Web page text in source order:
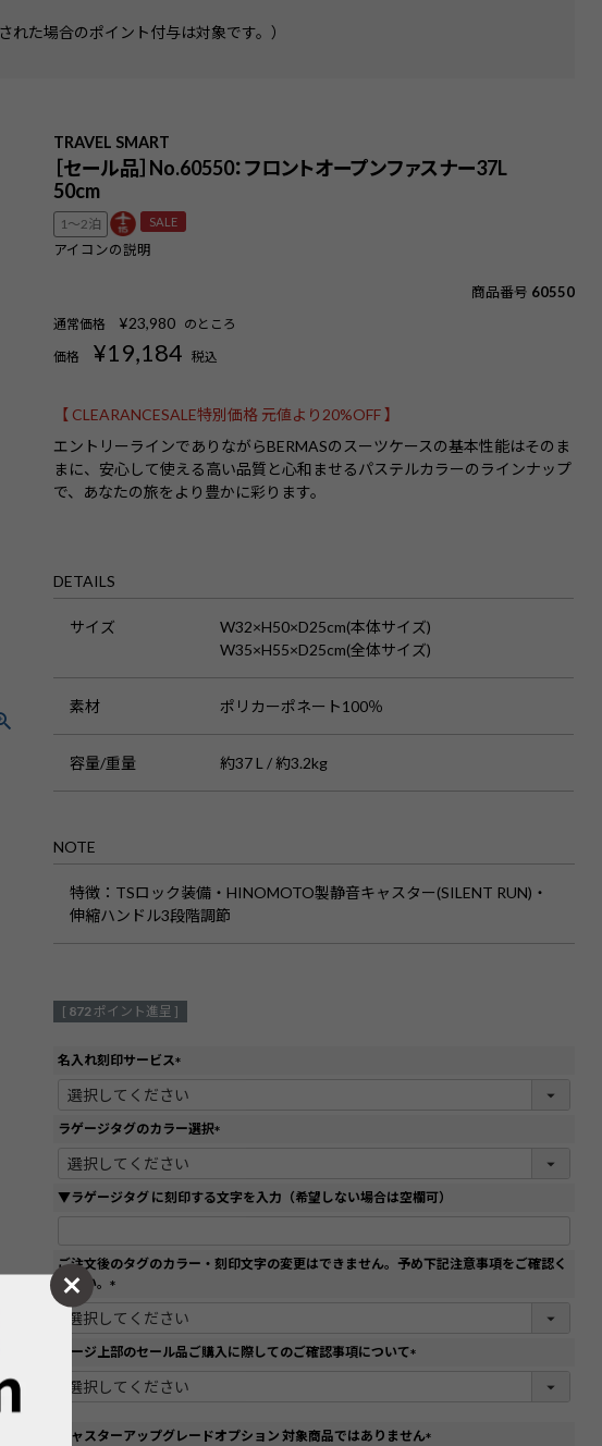
た場合のポイント付与は対象です。）
TRAVEL SMART
［セール品］No.60550：フロントオープンファスナー37L
50cm
1〜2泊 SALE
アイコンの説明
商品番号 60550
通常価格 ¥23,980 のところ
価格
¥19,184 税込
【 CLEARANCESALE特別価格 元値より20%OFF 】
エントリーラインでありながらBERMASのスーツケースの基本性能はそのま
まに、安心して使える高い品質と心和ませるパステルカラーのラインナップ
で、あなたの旅をより豊かに彩ります。
DETAILS
サイズ
W32×H50×D25cm(本体サイズ)
W35×H55×D25cm(全体サイズ)
素材 ポリカーポネート100％
容量/重量 約37 L / 約3.2kg
NOTE
特徴 ：TSロック装備・HINOMOTO製静音キャスター(SILENT RUN)・
伸縮ハンドル3段階調節
[ 872 ポイント進呈 ]
名入れ刻印サービス
必
須
ラゲージタグのカラー選択
須
▼ラゲージタグ に刻印する文字を入力（希望しない場合は空欄可）
ご注文後のタグのカラー・刻印文字の変更はできません。予め下記注意事項をご確認く
ださい。
必
須
ページ上部のセール品ご購入に際してのご確認事項について
)
キャスターアップグレードオプション 対象商品ではありません